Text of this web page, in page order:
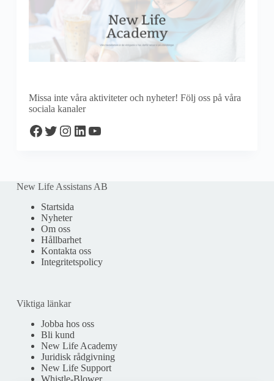
Missa inte våra aktiviteter och nyheter! Följ oss på våra
sociala kanaler
Facebook
Twitter
Instagram
LinkedIn
YouTube
New Life Assistans AB
Startsida
Nyheter
Om oss
Hållbarhet
Kontakta oss
Integritetspolicy
Viktiga länkar
Jobba hos oss
Bli kund
New Life Academy
Juridisk rådgivning
New Life Support
Whistle-Blower